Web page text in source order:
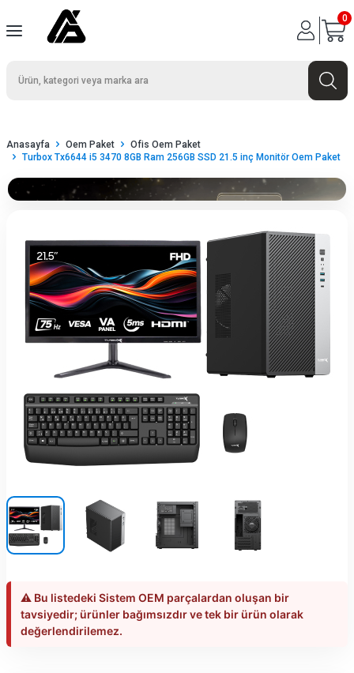
0
Anasayfa Oem Paket
Ofis Oem Paket
Turbox Tx6644 i5 3470 8GB Ram 256GB SSD 21.5 inç Monitör Oem Paket
⚠️ Bu listedeki Sistem OEM parçalardan oluşan bir
tavsiyedir; ürünler bağımsızdır ve tek bir ürün olarak
değerlendirilemez.